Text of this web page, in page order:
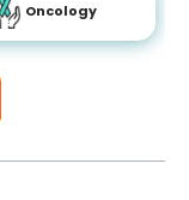
Oncology